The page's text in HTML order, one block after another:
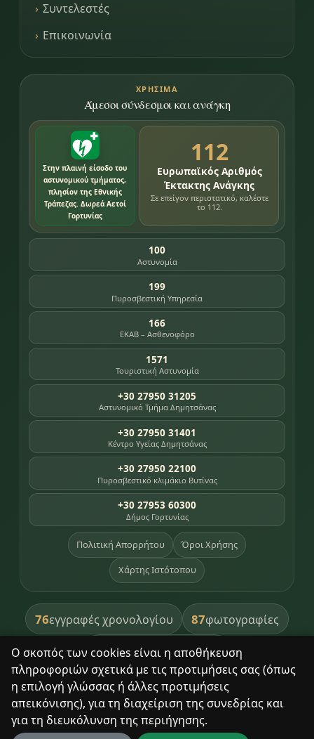
Ο σκοπός των cookies είναι η αποθήκευση
πληροφοριών σχετικά με τις προτιμήσεις σας (όπως
η επιλογή γλώσσας ή άλλες προτιμήσεις
απεικόνισης), για τη διαχείριση της συνεδρίας και
για τη διευκόλυνση της περιήγησης.
Συντελεστές
Επικοινωνία
ΧΡΉΣΙΜΑ
Άμεσοι σύνδεσμοι και ανάγκη
Στην πλαινή είσοδο του
αστυνομικού τμήματος,
πλησίον της Εθνικής
Τράπεζας. Δωρεά Αετοί
Γορτυνίας
112
Ευρωπαϊκός Αριθμός
Έκτακτης Ανάγκης
Σε επείγον περιστατικό, καλέστε
το 112.
100
Αστυνομία
199
Πυροσβεστική Υπηρεσία
166
ΕΚΑΒ – Ασθενοφόρο
1571
Τουριστική Αστυνομία
+30 27950 31205
Αστυνομικό Τμήμα Δημητσάνας
+30 27950 31401
Κέντρο Υγείας Δημητσάνας
+30 27950 22100
Πυροσβεστικό κλιμάκιο Βυτίνας
+30 27953 60300
Δήμος Γορτυνίας
Πολιτική Απορρήτου Όροι Χρήσης
Χάρτης Ιστότοπου
76εγγραφές χρονολογίου 87φωτογραφίες
391βιβλία βιβλιοθήκης
8σημεία κληρονομιάς
Με σεβασμό στον τόπο και τους ανθρώπους του.